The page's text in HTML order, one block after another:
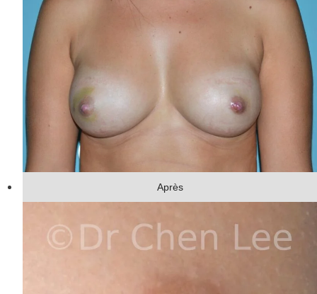
Après